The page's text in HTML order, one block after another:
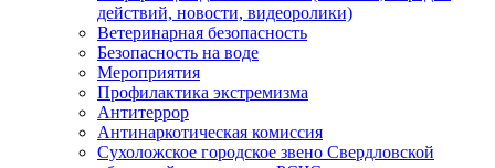
действий, новости, видеоролики)
Ветеринарная безопасность
Безопасность на воде
Мероприятия
Профилактика экстремизма
Антитеррор
Антинаркотическая комиссия
Сухоложское городское звено Свердловской